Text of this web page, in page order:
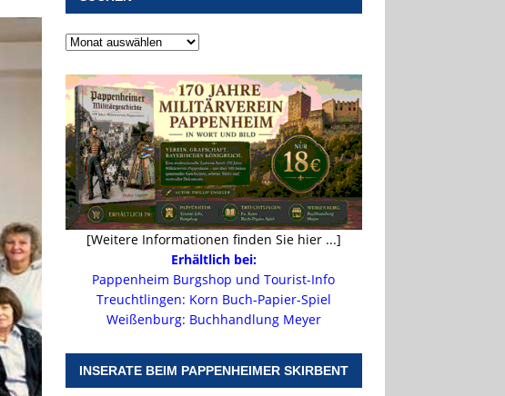
[Weitere Informationen finden Sie hier ...]
Erhältlich bei:
Pappenheim Burgshop und Tourist-Info
Treuchtlingen: Korn Buch-Papier-Spiel
Weißenburg: Buchhandlung Meyer
INSERATE BEIM PAPPENHEIMER SKIRBENT